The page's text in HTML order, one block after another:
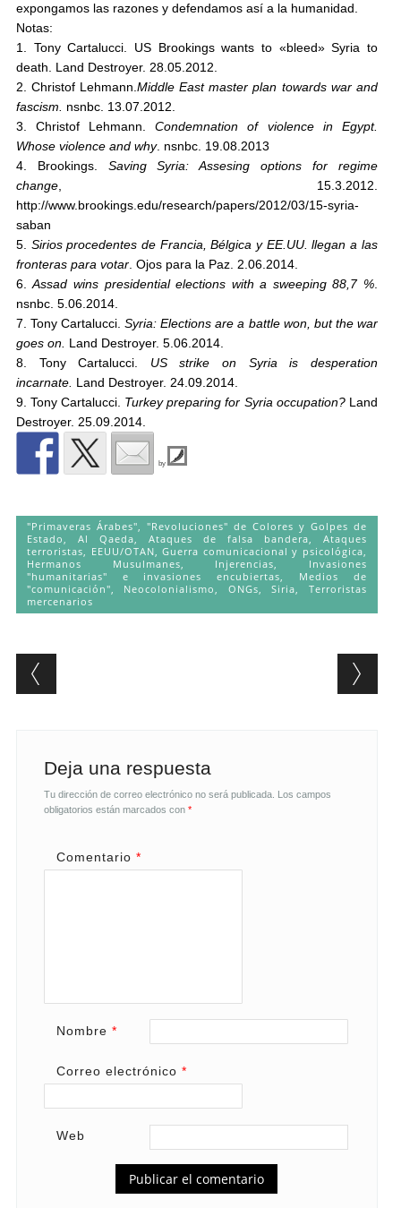
expongamos las razones y defendamos así a la humanidad.
Notas:
1. Tony Cartalucci. US Brookings wants to «bleed» Syria to
death. Land Destroyer. 28.05.2012.
2. Christof Lehmann.Middle East master plan towards war and
fascism.
nsnbc. 13.07.2012.
3. Christof Lehmann.Condemnation of violence in Egypt.
Whose violence and why. nsnbc. 19.08.2013
4. Brookings. Saving Syria: Assesing options for regime
change, 15.3.2012.
http://www.brookings.edu/research/papers/2012/03/15-syria-
saban
5. Sirios procedentes de Francia, Bélgica y EE.UU. llegan a las
fronteras para votar. Ojos para la Paz. 2.06.2014.
6.Assad wins presidential elections with a sweeping 88,7 %.
nsnbc. 5.06.2014.
7. Tony Cartalucci.Syria: Elections are a battle won, but the war
goes on. Land Destroyer. 5.06.2014.
8. Tony Cartalucci. US strike on Syria is desperation
incarnate. Land Destroyer. 24.09.2014.
9. Tony Cartalucci. Turkey preparing for Syria occupation? Land
Destroyer. 25.09.2014.
by
"Primaveras Árabes", "Revoluciones" de Colores y Golpes de
Estado, Al Qaeda, Ataques de falsa bandera, Ataques
terroristas, EEUU/OTAN,Guerra comunicacional y psicológica,
Hermanos Musulmanes, Injerencias, Invasiones
"humanitarias" e invasiones encubiertas, Medios de
"comunicación", Neocolonialismo, ONGs,Siria, Terroristas
mercenarios
Post navigation
Deja una respuesta
Tu dirección de correo electrónico no será publicada. Los campos
obligatorios están marcados con *
Comentario *
Nombre *
Correo electrónico *
Web